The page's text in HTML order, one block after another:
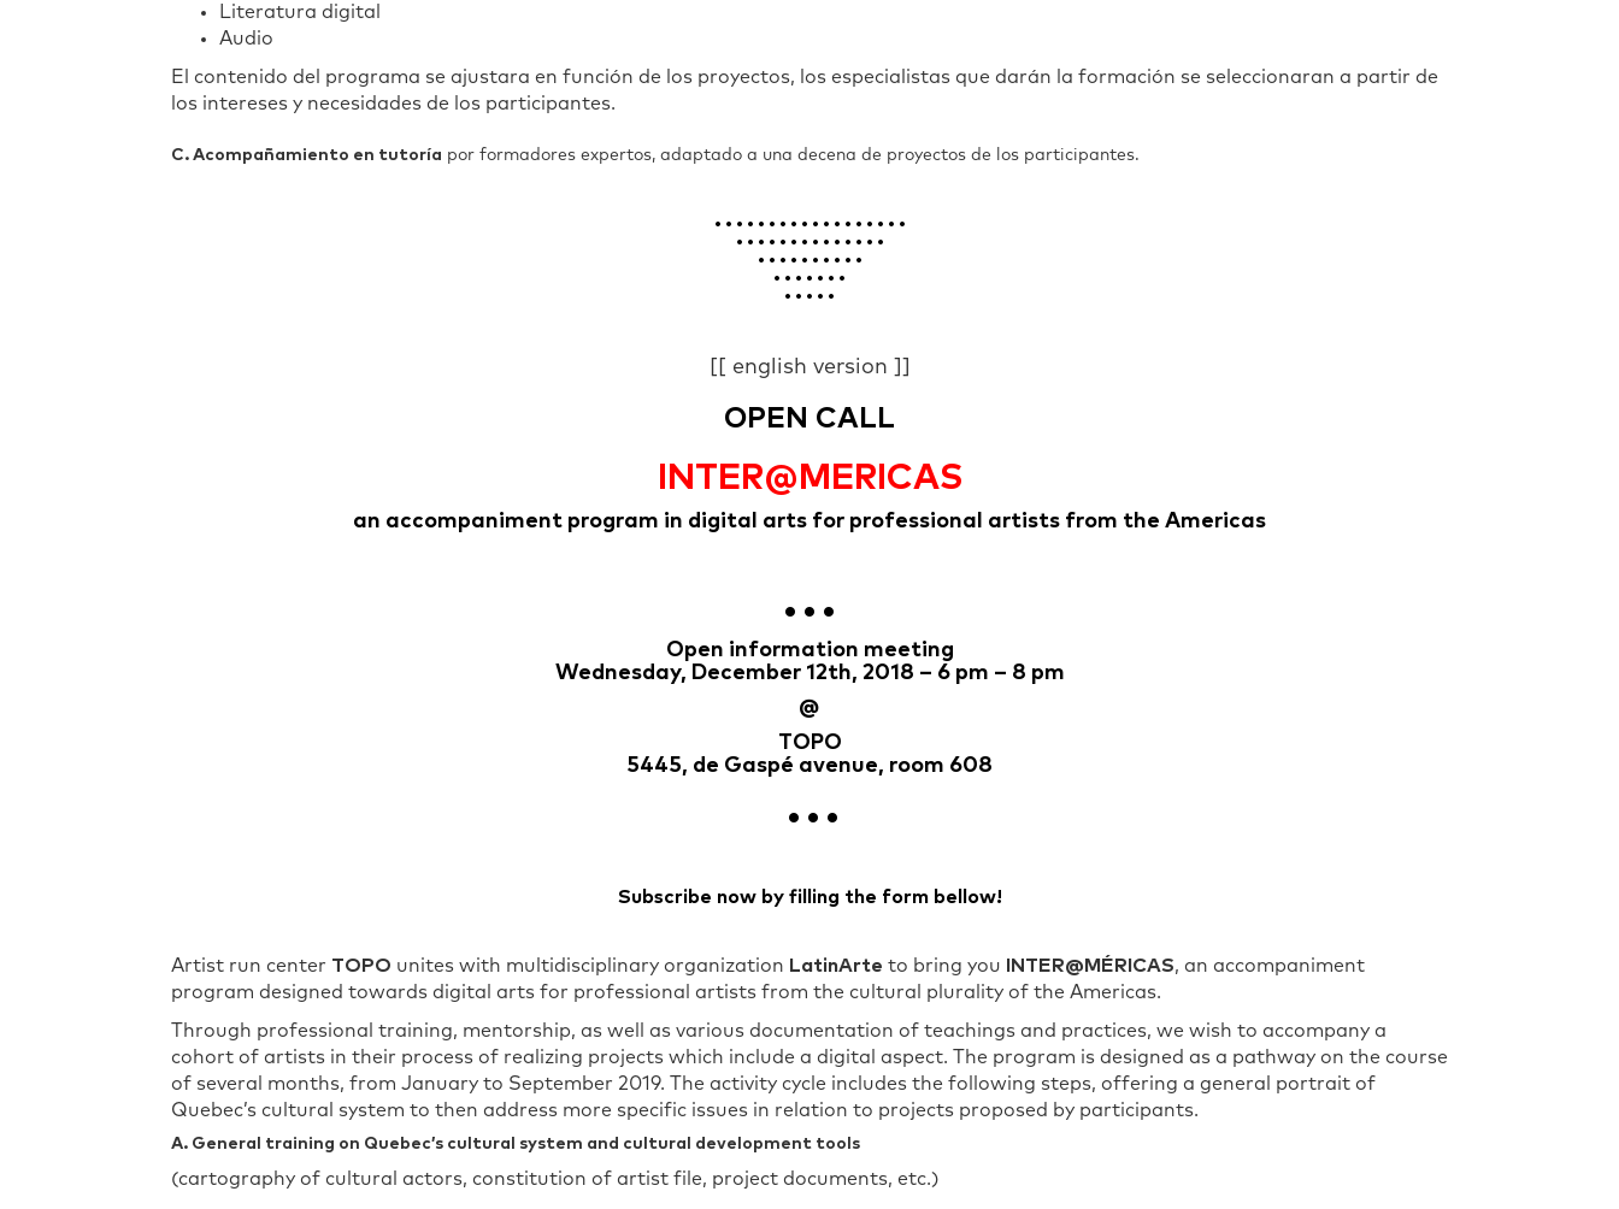
Literatura digital
Audio
El contenido del programa se ajustara en función de los proyectos, los especialistas que darán la formación se seleccionaran a partir de
los intereses y necesidades de los participantes.
C. Acompañamiento en tutoría por formadores expertos, adaptado a una decena de proyectos de los participantes.
• • • • • • • • • • • • • • • • • •
• • • • • • • • • • • • • •
• • • • • • • • • •
• • • • • • •
• • • • •
[[ english version ]]
OPEN CALL
INTER@MERICAS
an accompaniment program in digital arts for professional artists from the Americas
• • •
Open information meeting
Wednesday, December 12th, 2018 – 6 pm – 8 pm
@
TOPO
5445, de Gaspé avenue, room 608
• • •
Subscribe now by filling the form bellow!
Artist run center TOPO unites with multidisciplinary organization LatinArte to bring you INTER@MÉRICAS, an accompaniment
program designed towards digital arts for professional artists from the cultural plurality of the Americas.
Through professional training, mentorship, as well as various documentation of teachings and practices, we wish to accompany a
cohort of artists in their process of realizing projects which include a digital aspect. The program is designed as a pathway on the course
of several months, from January to September 2019. The activity cycle includes the following steps, offering a general portrait of
Quebec’s cultural system to then address more specific issues in relation to projects proposed by participants.
A. General training on Quebec’s cultural system and cultural development tools
(cartography of cultural actors, constitution of artist file, project documents, etc.)